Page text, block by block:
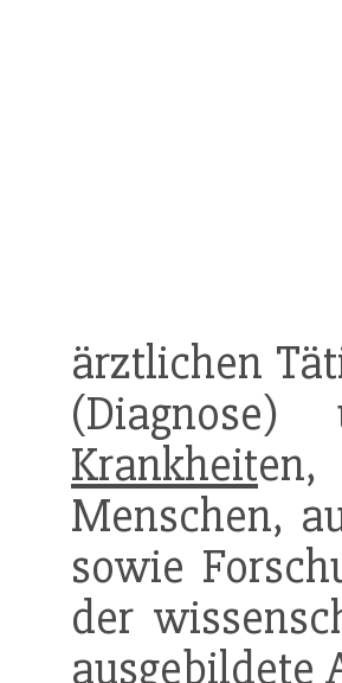
ärztlichen
Krankheit
Menschen,
sowie
der
ausgebildete